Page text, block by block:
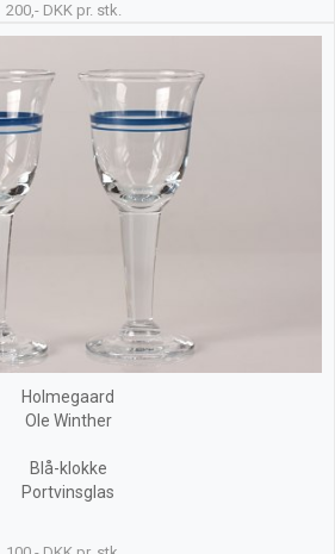
200,- DKK pr. stk.
Holmegaard
Ole Winther
Blå-klokke
Portvinsglas